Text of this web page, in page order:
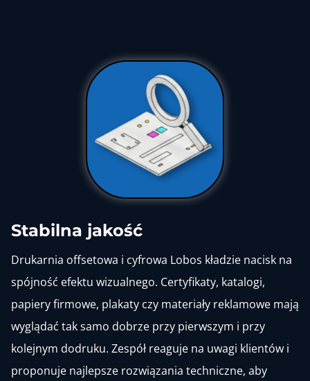
Stabilna jakość
Drukarnia offsetowa i cyfrowa Lobos kładzie nacisk na
spójność efektu wizualnego. Certyfikaty, katalogi,
papiery firmowe, plakaty czy materiały reklamowe mają
wyglądać tak samo dobrze przy pierwszym i przy
kolejnym dodruku. Zespół reaguje na uwagi klientów i
proponuje najlepsze rozwiązania techniczne, aby